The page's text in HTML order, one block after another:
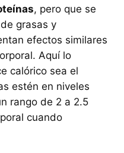
, pero que se
grasas y
efectos similares
Aquí lo
calórico sea el
estén en niveles
rango de 2 a 2.5
cuando